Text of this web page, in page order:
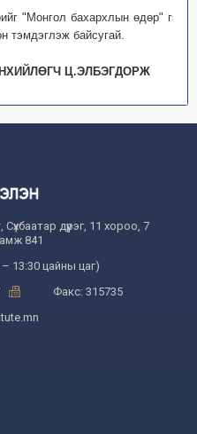
"Монгол бахархлын өдөр" гэж
тэмдэглэж байсугай.
Ц.ЭЛБЭГДОРЖ
дүүрэг, 11 хороо, 7
841
13:30 цайны цаг)
Факс: 315735